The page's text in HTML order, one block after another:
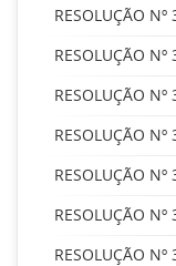
RESOLUÇÃO
RESOLUÇÃO
RESOLUÇÃO
RESOLUÇÃO
RESOLUÇÃO
RESOLUÇÃO
RESOLUÇÃO